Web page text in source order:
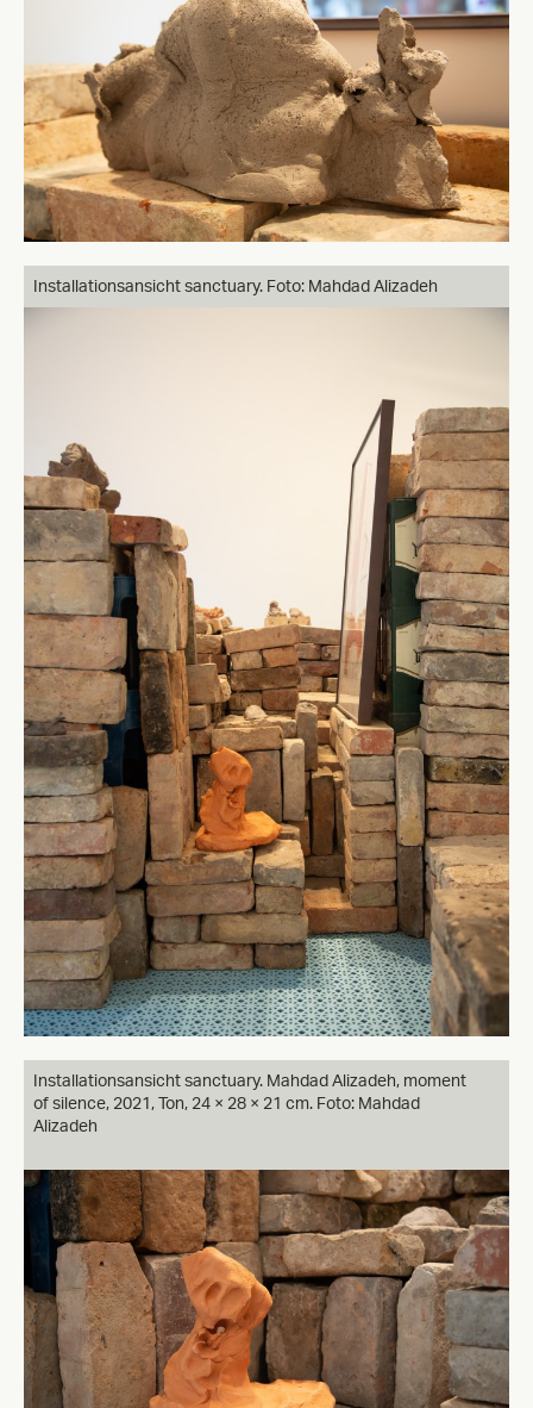
Installationsansicht sanctuary. Foto: Mahdad Alizadeh
Installationsansicht sanctuary. Mahdad Alizadeh, moment
of silence, 2021, Ton, 24 × 28 × 21 cm. Foto: Mahdad
Alizadeh